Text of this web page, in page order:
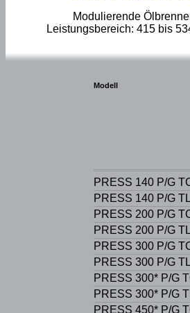
Modulierende
Leistungsbereich: 415 bis
Modell